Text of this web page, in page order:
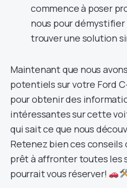
commence à poser
nous pour
trouver une solution
Maintenant que nous
potentiels sur votre Ford
pour obtenir des
intéressantes sur cette
qui sait ce que nous
Retenez bien ces conseils
prêt à affronter toutes les
pourrait vous réserver!